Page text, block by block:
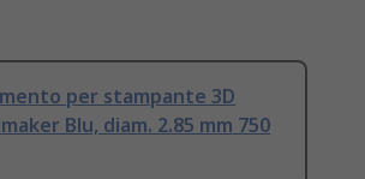
per stampante 3D
Blu, diam. 2.85 mm 750